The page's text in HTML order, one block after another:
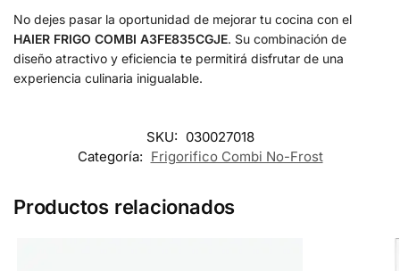
No dejes pasar la oportunidad de mejorar tu cocina con el
HAIER FRIGO COMBI A3FE835CGJE. Su combinación de
diseño atractivo y eficiencia te permitirá disfrutar de una
experiencia culinaria inigualable.
SKU: 030027018
Categoría: Frigorifico Combi No-Frost
Productos relacionados